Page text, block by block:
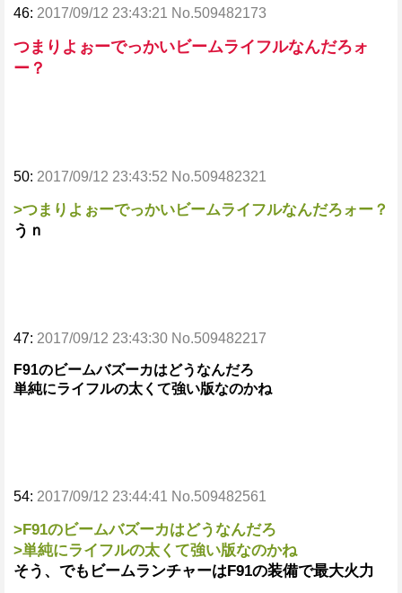
46: 2017/09/12 23:43:21 No.509482173
つまりよぉーでっかいビームライフルなんだろォ
ー？
50: 2017/09/12 23:43:52 No.509482321
>つまりよぉーでっかいビームライフルなんだろォー？
うｎ
47: 2017/09/12 23:43:30 No.509482217
F91のビームバズーカはどうなんだろ
単純にライフルの太くて強い版なのかね
54: 2017/09/12 23:44:41 No.509482561
>F91のビームバズーカはどうなんだろ
>単純にライフルの太くて強い版なのかね
そう、でもビームランチャーはF91の装備で最大火力